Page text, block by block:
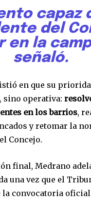
capaz
del
en la
señaló.
en que su
sino operativa:
en los barrios,
y retomar la
Concejo.
final, Medrano
una vez que el
la convocatoria oficial